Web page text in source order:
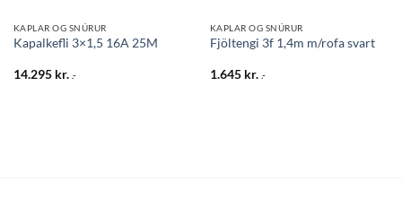
KAPLAR OG SNÚRUR
Kapalkefli 3×1,5 16A 25M
14.295 kr. .-
KAPLAR OG SNÚRUR
Fjöltengi 3f 1,4m m/rofa svart
1.645 kr. .-